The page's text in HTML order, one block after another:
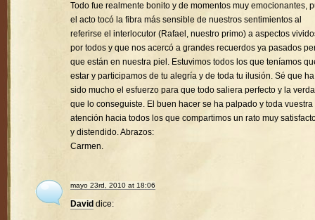
Todo fue realmente bonito y de momentos muy emocionantes,
el acto tocó la fibra más sensible de nuestros sentimientos al
referirse el interlocutor (Rafael, nuestro primo) a aspectos
por todos y que nos acercó a grandes recuerdos ya pasados
que están en nuestra piel. Estuvimos todos los que teníamos
estar y participamos de tu alegría y de toda tu ilusión. Sé que ha
sido mucho el esfuerzo para que todo saliera perfecto y la
que lo conseguiste. El buen hacer se ha palpado y toda vuestra
atención hacia todos los que compartimos un rato muy
y distendido. Abrazos:
Carmen.
mayo 23rd, 2010 at 18:06
David dice: